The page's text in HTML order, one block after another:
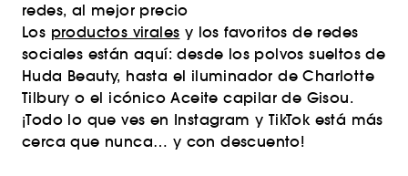
redes, al mejor precio
Los productos virales y los favoritos de redes
sociales están aquí: desde los polvos sueltos de
Huda Beauty, hasta el iluminador de Charlotte
Tilbury o el icónico Aceite capilar de Gisou.
¡Todo lo que ves en Instagram y TikTok está más
cerca que nunca… y con descuento!